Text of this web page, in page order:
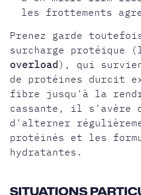
les frottements
Prenez garde toutefois
surcharge protéique
overload), qui
de protéines durcit
fibre jusqu'à la
cassante, il s'avère
d'alterner
protéinés et les
hydratantes.
SITUATIONS